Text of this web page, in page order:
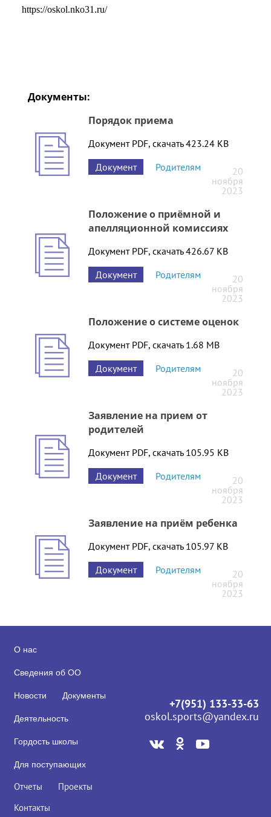
https://oskol.nko31.ru/
Документы:
Порядок приема
Документ PDF, скачать 423.24 KB
Документ
Родителям
20
ноября
2023
Положение о приёмной и
апелляционной комиссиях
Документ PDF, скачать 426.67 KB
Документ
Родителям
20
ноября
2023
Положение о системе оценок
Документ PDF, скачать 1.68 MB
Документ
Родителям
20
ноября
2023
Заявление на прием от
родителей
Документ PDF, скачать 105.95 KB
Документ
Родителям
20
ноября
2023
Заявление на приём ребенка
Документ PDF, скачать 105.97 KB
Документ
Родителям
20
ноября
2023
О нас
Сведения об ОО
Новости Документы
Деятельность
Гордость школы
Для поступающих
Отчеты
Проекты
Контакты
+7(951) 133-33-63
oskol.sports@yandex.ru